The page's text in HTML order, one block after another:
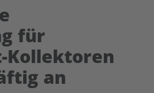
für
Kollektoren
an